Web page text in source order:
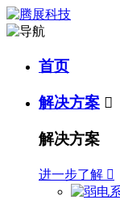
首页
解决方案 
解决方案
进一步了解 